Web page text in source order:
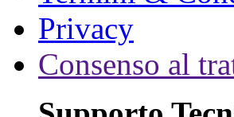
Privacy
Consenso al